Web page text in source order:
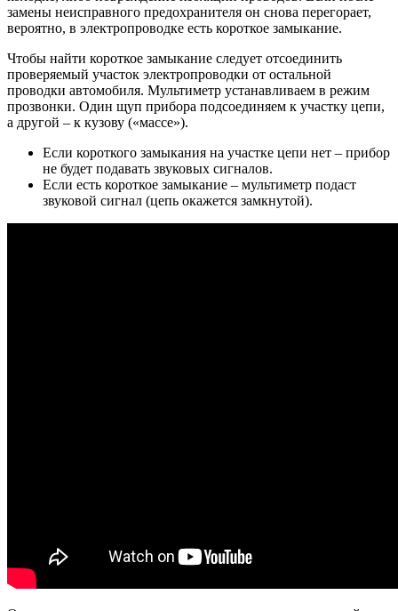
замены неисправного предохранителя он снова перегорает,
вероятно, в электропроводке есть короткое замыкание.
Чтобы найти короткое замыкание следует отсоединить
проверяемый участок электропроводки от остальной
проводки автомобиля. Мультиметр устанавливаем в режим
прозвонки. Один щуп прибора подсоединяем к участку цепи,
а другой – к кузову («массе»).
Если короткого замыкания на участке цепи нет – прибор
не будет подавать звуковых сигналов.
Если есть короткое замыкание – мультиметр подаст
звуковой сигнал (цепь окажется замкнутой).